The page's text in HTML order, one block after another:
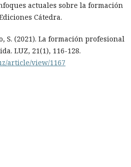
actuales sobre la formación
Cátedra.
S. (2021). La formación profesional
LUZ, 21(1), 116-128.
article/view/1167